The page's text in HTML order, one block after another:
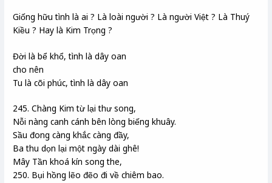
Giống hữu tình là ai ? Là loài người ? Là người Việt ? Là Thuý
Kiều ? Hay là Kim Trọng ?
Đời là bể khổ, tình là dây oan
cho nên
Tu là cõi phúc, tình là dây oan
245. Chàng Kim từ lại thư song,
Nỗi nàng canh cánh bên lòng biếng khuây.
Sầu đong càng khắc càng đầy,
Ba thu dọn lại một ngày dài ghê!
Mây Tần khoá kín song the,
250. Bụi hồng lẽo đẽo đi về chiêm bao.